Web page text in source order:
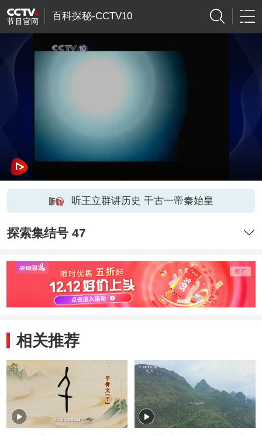
百科探秘-CCTV10
听王立群讲历史 千古一帝秦始皇
探索集结号 47
相关推荐